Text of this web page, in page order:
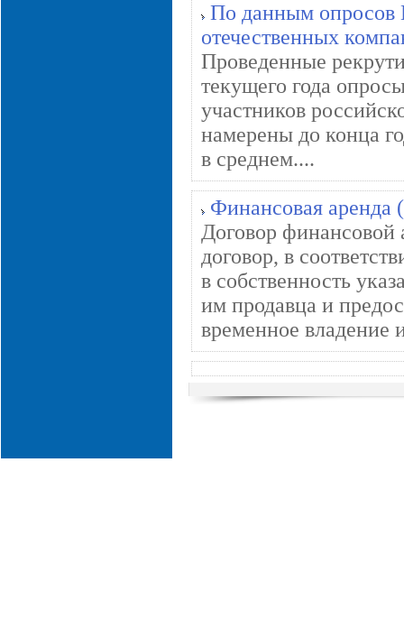
По данным опросов
отечественных
Проведенные
текущего года
участников
намерены до конца
в среднем....
Финансовая аренда
Договор финансовой
договор, в
в собственность
им продавца и
временное владение